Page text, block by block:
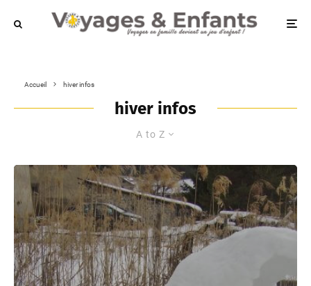
Accueil hiver infos
hiver infos
A to Z